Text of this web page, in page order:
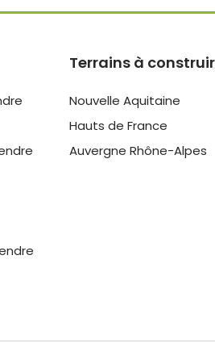
Terrains à
Nouvelle Aquitaine
Hauts de France
Auvergne Rhône-Alpes